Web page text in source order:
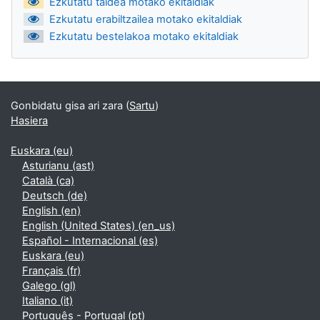
Ezkutatu erabiltzailea motako ekitaldiak
Ezkutatu bestelakoa motako ekitaldiak
Gonbidatu gisa ari zara (Sartu)
Hasiera
Euskara ‎(eu)‎
Asturianu ‎(ast)‎
Català ‎(ca)‎
Deutsch ‎(de)‎
English ‎(en)‎
English (United States) ‎(en_us)‎
Español - Internacional ‎(es)‎
Euskara ‎(eu)‎
Français ‎(fr)‎
Galego ‎(gl)‎
Italiano ‎(it)‎
Português - Portugal ‎(pt)‎